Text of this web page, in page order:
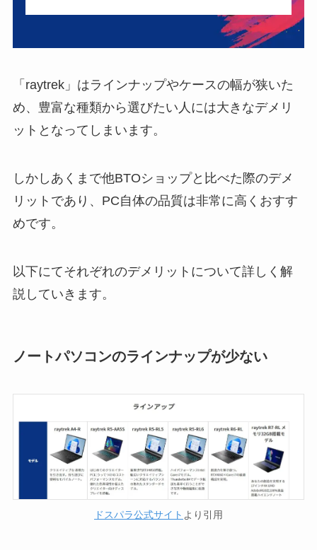
「raytrek」はラインナップやケースの幅が狭いた
め、豊富な種類から選びたい人には大きなデメリ
ットとなってしまいます。
しかしあくまで他BTOショップと比べた際のデメ
リットであり、PC自体の品質は非常に高くおすす
めです。
以下にてそれぞれのデメリットについて詳しく解
説していきます。
ノートパソコンのラインナップが少ない
ドスパラ公式サイト より引用